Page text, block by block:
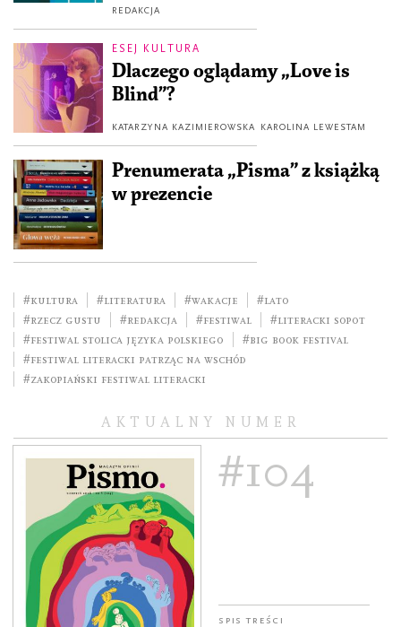
REDAKCJA
ESEJ KULTURA
Dlaczego oglądamy „Love is
Blind”?
KATARZYNA KAZIMIEROWSKA KAROLINA LEWESTAM
Prenumerata „Pisma” z książką
w prezencie
#kultura #literatura #wakacje
#lato
#rzecz gustu
#redakcja #festiwal
#Literacki Sopot
#Festiwal Stolica Języka Polskiego
#Big Book Festival
#Festiwal Literacki Patrząc na Wschód
#Zakopiański Festiwal Literacki
AKTUALNY NUMER
#104
Spis treści